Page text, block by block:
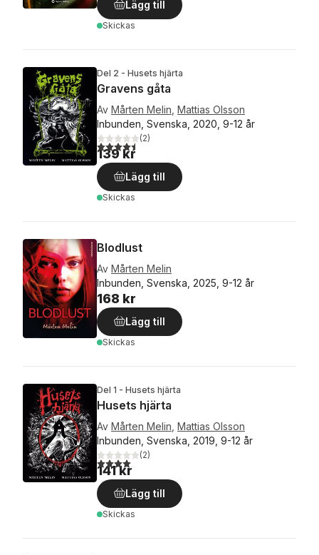
Lägg till
Skickas
Del 2 - Husets hjärta
Gravens gåta
Av Mårten Melin Mattias Olsson
Inbunden, Svenska, 2020, 9-12 år
4,5utav 5 stjärnor. Totalt antal röster:
(2)
139 kr
Lägg till
Skickas
Blodlust
Av Mårten Melin
Inbunden, Svenska, 2025, 9-12 år
168 kr
Lägg till
Skickas
Del 1 - Husets hjärta
Husets hjärta
Av Mårten Melin Mattias Olsson
Inbunden, Svenska, 2019, 9-12 år
4,0utav 5 stjärnor. Totalt antal röster:
(2)
141 kr
Lägg till
Skickas